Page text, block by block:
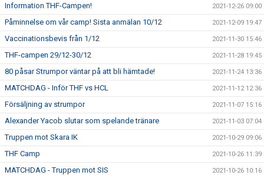
Information THF-Campen! 2021-12-26 09:00
Påminnelse om vår camp! Sista anmälan 10/12 2021-12-09 19:47
Vaccinationsbevis från 1/12 2021-11-30 15:46
THF-campen 29/12-30/12 2021-11-28 19:45
80 påsar Strumpor väntar på att bli hämtade! 2021-11-24 13:36
MATCHDAG - Inför THF vs HCL 2021-11-12 12:36
Försäljning av strumpor 2021-11-07 15:16
Alexander Yacob slutar som spelande tränare 2021-11-03 07:04
Truppen mot Skara IK 2021-10-29 09:06
THF Camp 2021-10-26 11:39
MATCHDAG - Truppen mot SIS 2021-10-26 10:16